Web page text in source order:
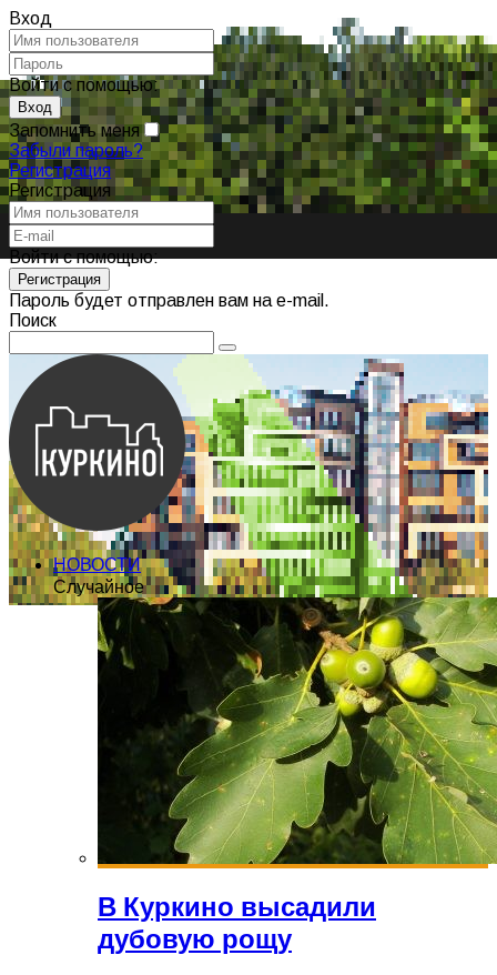
Вход
Войти с помощью:
Запомнить меня
Забыли пароль?
Регистрация
Регистрация
Войти с помощью:
Пароль будет отправлен вам на e-mail.
Поиск
НОВОСТИ
Случайное
В Куркино высадили
дубовую рощу